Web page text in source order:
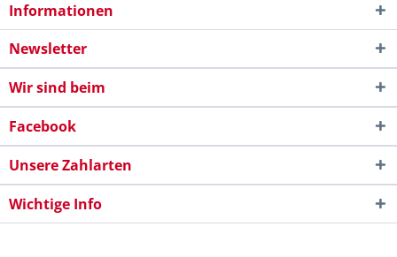
Informationen
Newsletter
Wir sind beim
Facebook
Unsere Zahlarten
Wichtige Info